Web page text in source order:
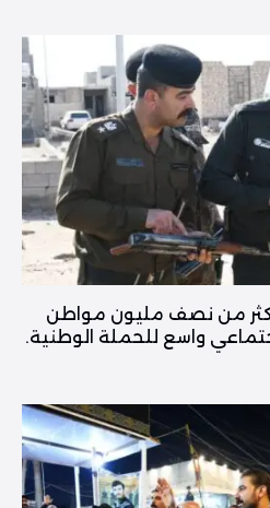
أكثر من نصف مليون مواطن
واسع للحملة الوطنية.